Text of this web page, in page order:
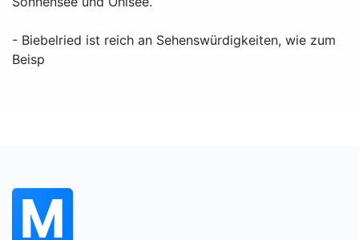
- Biebelried ist reich an Sehenswürdigkeiten, wie zum
Beisp